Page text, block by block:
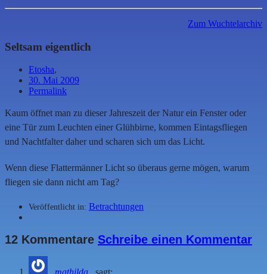
Zum Wuchtelarchiv
Seltsam eigentlich
Etosha,
30. Mai 2009
Permalink
Kaum öffnet man zu dieser Jahreszeit der Natur ein Fenster oder
eine Tür zum Leuchten einer Glühbirne, kommen Eintagsfliegen
und Nachtfalter daher und scharen sich um das Licht.
Wenn diese Flattermänner Licht so überaus gerne mögen, warum
fliegen sie dann nicht am Tag?
Veröffentlicht in: Betrachtungen
12 Kommentare Schreibe einen Kommentar
_mathilda_
sagt: